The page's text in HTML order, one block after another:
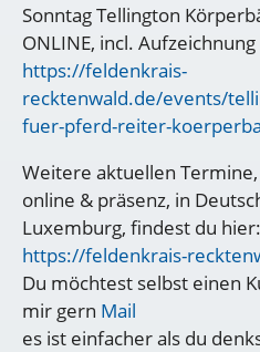
Sonntag Tellington
ONLINE, incl. Aufzeichnung
https://feldenkrais-
recktenwald.de/events/
fuer-pferd-reiter-
Weitere aktuellen
online & präsenz, in
Luxemburg, findest du hier:
https://feldenkrais-
Du möchtest selbst einen
mir gern Mail
es ist einfacher als du